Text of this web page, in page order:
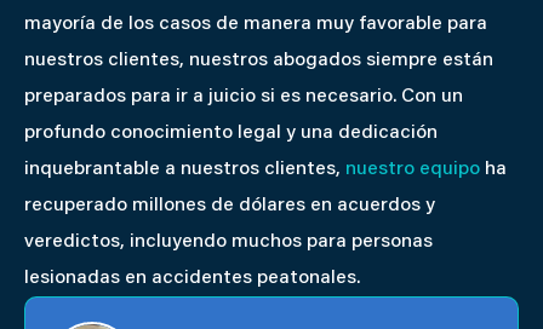
mayoría de los casos de manera muy favorable para
nuestros clientes, nuestros abogados siempre están
preparados para ir a juicio si es necesario. Con un
profundo conocimiento legal y una dedicación
inquebrantable a nuestros clientes, nuestro equipo ha
recuperado millones de dólares en acuerdos y
veredictos, incluyendo muchos para personas
lesionadas en accidentes peatonales.